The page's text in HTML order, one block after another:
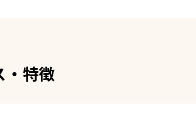
・特徴